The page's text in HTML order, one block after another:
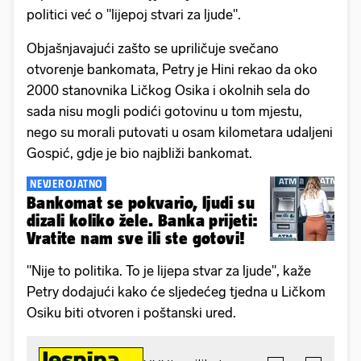
politici već o "lijepoj stvari za ljude".
Objašnjavajući zašto se upriličuje svečano
otvorenje bankomata, Petry je Hini rekao da oko
2000 stanovnika Ličkog Osika i okolnih sela do
sada nisu mogli podići gotovinu u tom mjestu,
nego su morali putovati u osam kilometara udaljeni
Gospić, gdje je bio najbliži bankomat.
NEVJEROJATNO
Bankomat se pokvario, ljudi su
dizali koliko žele. Banka prijeti:
Vratite nam sve ili ste gotovi!
"Nije to politika. To je lijepa stvar za ljude", kaže
Petry dodajući kako će sljedećeg tjedna u Ličkom
Osiku biti otvoren i poštanski ured.